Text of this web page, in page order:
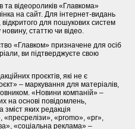
та відеороликів «Главкома»
на сайт. Для інтернет-видань
для пошукових систем
статтю чи відео.
«Главком» призначене для осіб
ви підтверджуєте свою
проєктів, які не є
– маркування для матеріалів,
«Новини компаній» –
на основі повідомлень,
яких редакція
«пресрелізи», «promo», «pr»,
«соціальна реклама» –